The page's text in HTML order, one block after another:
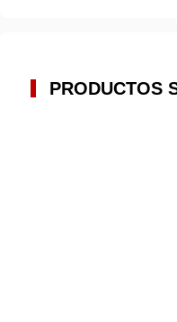
PRODUCTOS